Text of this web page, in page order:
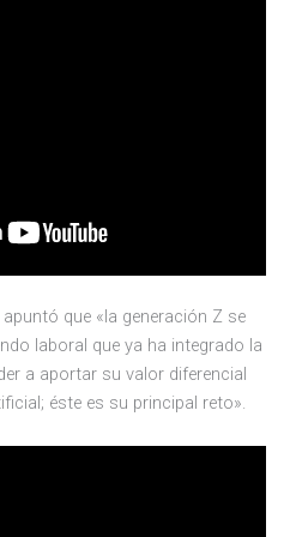
apuntó que «la generación Z se
laboral que ya ha integrado la
a aportar su valor diferencial
éste es su principal reto».